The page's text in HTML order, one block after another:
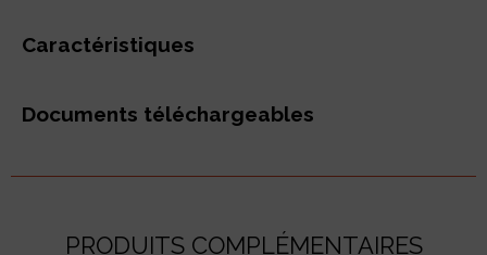
Caractéristiques
Documents téléchargeables
PRODUITS COMPLÉMENTAIRES